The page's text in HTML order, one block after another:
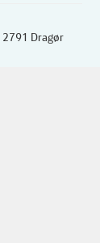
2791 Dragør